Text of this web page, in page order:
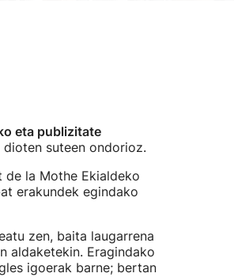
eta publizitate
suteen ondorioz.
de la Mothe Ekialdeko
erakundek egindako
zen, baita laugarrena
aldaketekin. Eragindako
igoerak barne; bertan